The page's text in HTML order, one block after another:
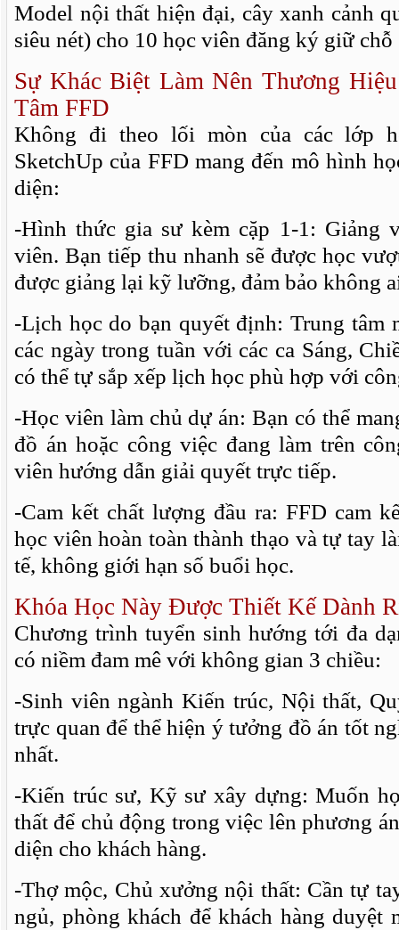
Model nội thất hiện đại, cây xanh cảnh
siêu nét) cho 10 học viên đăng ký giữ chỗ
Sự Khác Biệt Làm Nên Thương
Tâm FFD
Không đi theo lối mòn của các lớp
SketchUp của FFD mang đến mô hình
diện:
-Hình thức gia sư kèm cặp 1-1: Giảng
viên. Bạn tiếp thu nhanh sẽ được học
được giảng lại kỹ lưỡng, đảm bảo không
-Lịch học do bạn quyết định: Trung tâm
các ngày trong tuần với các ca Sáng,
có thể tự sắp xếp lịch học phù hợp với
-Học viên làm chủ dự án: Bạn có thể
đồ án hoặc công việc đang làm trên
viên hướng dẫn giải quyết trực tiếp.
-Cam kết chất lượng đầu ra: FFD cam
học viên hoàn toàn thành thạo và tự tay
tế, không giới hạn số buổi học.
Khóa Học Này Được Thiết Kế Dành
Chương trình tuyển sinh hướng tới đa
có niềm đam mê với không gian 3 chiều:
-Sinh viên ngành Kiến trúc, Nội thất,
trực quan để thể hiện ý tưởng đồ án tốt
nhất.
-Kiến trúc sư, Kỹ sư xây dựng: Muốn
thất để chủ động trong việc lên phương
diện cho khách hàng.
-Thợ mộc, Chủ xưởng nội thất: Cần tự
ngủ, phòng khách để khách hàng duyệt